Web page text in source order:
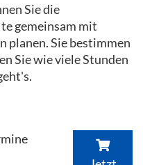
Sie die
gemeinsam mit
planen. Sie bestimmen
Sie wie viele Stunden